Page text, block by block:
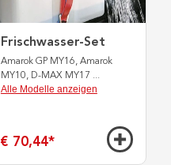
Frischwasser-Set
Amarok GP MY16, Amarok
MY10, D-MAX MY17 ...
Alle Modelle anzeigen
€ 70,44*